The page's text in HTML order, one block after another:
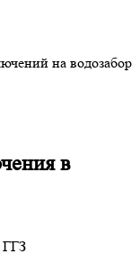
на водозабор
в
ГГЗ